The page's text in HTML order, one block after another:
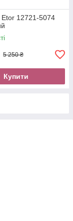
12721-5074
5 250 ₴
Купити